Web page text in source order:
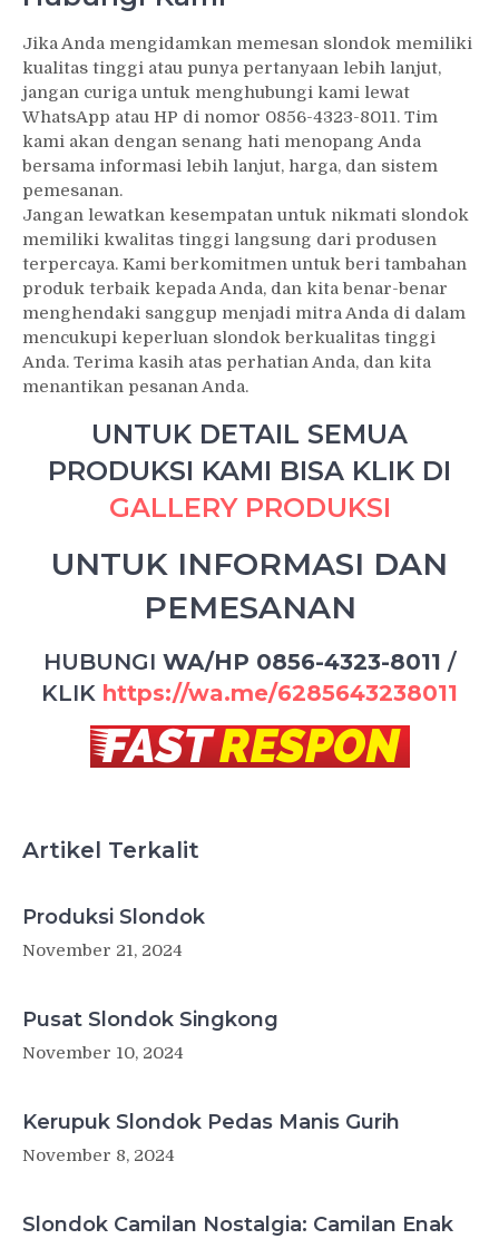
Jika Anda mengidamkan memesan slondok memiliki
kualitas tinggi atau punya pertanyaan lebih lanjut,
jangan curiga untuk menghubungi kami lewat
WhatsApp atau HP di nomor 0856-4323-8011. Tim
kami akan dengan senang hati menopang Anda
bersama informasi lebih lanjut, harga, dan sistem
pemesanan.
Jangan lewatkan kesempatan untuk nikmati slondok
memiliki kwalitas tinggi langsung dari produsen
terpercaya. Kami berkomitmen untuk beri tambahan
produk terbaik kepada Anda, dan kita benar-benar
menghendaki sanggup menjadi mitra Anda di dalam
mencukupi keperluan slondok berkualitas tinggi
Anda. Terima kasih atas perhatian Anda, dan kita
menantikan pesanan Anda.
UNTUK DETAIL SEMUA
PRODUKSI KAMI BISA KLIK DI
GALLERY PRODUKSI
UNTUK INFORMASI DAN
PEMESANAN
HUBUNGI WA/HP 0856-4323-8011 /
KLIK https://wa.me/6285643238011
Artikel Terkalit
Produksi Slondok
November 21, 2024
Pusat Slondok Singkong
November 10, 2024
Kerupuk Slondok Pedas Manis Gurih
November 8, 2024
Slondok Camilan Nostalgia: Camilan Enak